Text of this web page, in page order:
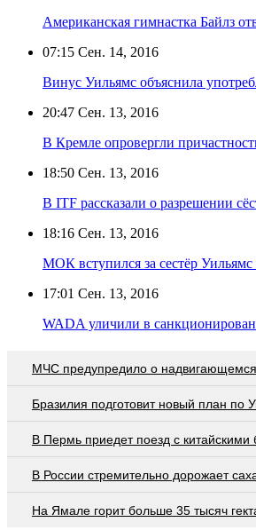
Американская гимнастка Байлз
07:15 Сен. 14, 2016
Винус Уильямс объяснила
20:47 Сен. 13, 2016
В Кремле опровергли
18:50 Сен. 13, 2016
В ITF рассказали о разрешении
18:16 Сен. 13, 2016
МОК вступился за сестёр
17:01 Сен. 13, 2016
WADA уличили в
МЧС предупредило о
Бразилия подготовит новый план по
В Пермь приедет поезд с китайскими
В России стремительно дорожает
На Ямале горит больше 35 тысяч